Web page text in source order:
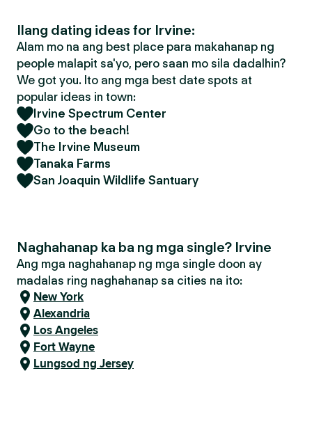
Ilang dating ideas for Irvine:
Alam mo na ang best place para makahanap ng
people malapit sa'yo, pero saan mo sila dadalhin?
We got you. Ito ang mga best date spots at
popular ideas in town:
Irvine Spectrum Center
Go to the beach!
The Irvine Museum
Tanaka Farms
San Joaquin Wildlife Santuary
Naghahanap ka ba ng mga single? Irvine
Ang mga naghahanap ng mga single doon ay
madalas ring naghahanap sa cities na ito:
New York
Alexandria
Los Angeles
Fort Wayne
Lungsod ng Jersey